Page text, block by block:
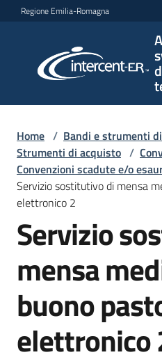
Vai al contenuto
Vai alla navigazione
Vai al footer
Regione Emilia-Romagna
per lo
sviluppo
L'Agenzia
e
di
acquisto
Home / Bandi e strumenti
Strumenti di acquisto /
Convenzioni scadute e/o
Servizio sostitutivo di mensa
elettronico 2
Servizio
mensa
buono
elettronico